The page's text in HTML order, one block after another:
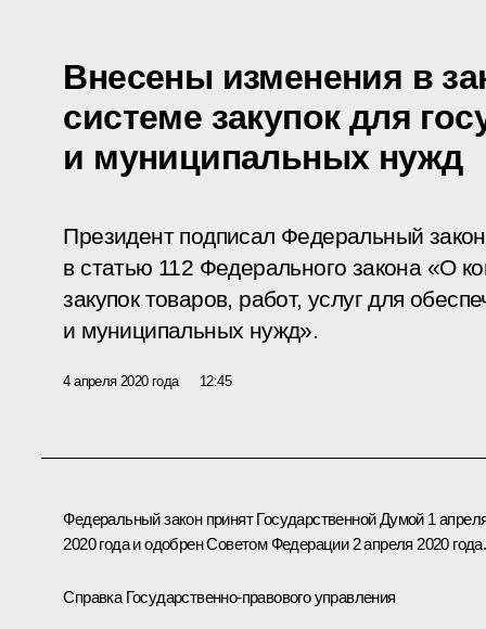
Внесены изменения в
системе закупок для
и муниципальных нужд
Президент подписал Федеральный
в статью 112 Федерального закона «О
закупок товаров, работ, услуг для
и муниципальных нужд».
4 апреля 2020 года 12:45
Федеральный закон принят Государственной Думой 1
2020 года и одобрен Советом Федерации 2 апреля 2020 года.
Справка Государственно-правового управления